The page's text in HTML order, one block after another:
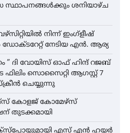
സ്ഥാപനങ്ങൾക്കും ശനിയാഴ്ച
നിന്ന് ഇംഗ്ളീഷ്
ഡോക്ടറേറ്റ് നേടിയ എൻ. ആര്യ
” ദി വോയിസ് ഓഫ് ഹിന്ദ് റജബ്
ഫിലിം സൊസൈറ്റി ആഗസ്റ്റ് 7
ചെയ്യുന്നു
കോളജ് കോമേഴ്‌സ്
തുടക്കമായി
എസ് എൻ ഹയർ